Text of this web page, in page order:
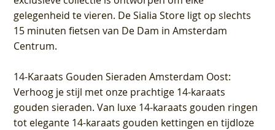
gelegenheid te vieren. De Sialia Store ligt op slechts
15 minuten fietsen van De Dam in Amsterdam
Centrum.
14-Karaats Gouden Sieraden Amsterdam Oost:
Verhoog je stijl met onze prachtige 14-karaats
gouden sieraden. Van luxe 14-karaats gouden ringen
tot elegante 14-karaats gouden kettingen en tijdloze